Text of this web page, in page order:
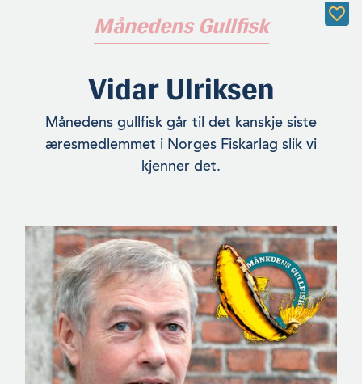
Månedens Gullfisk
Vidar Ulriksen
Månedens gullfisk går til det kanskje siste
æresmedlemmet i Norges Fiskarlag slik vi
­kjenner det.